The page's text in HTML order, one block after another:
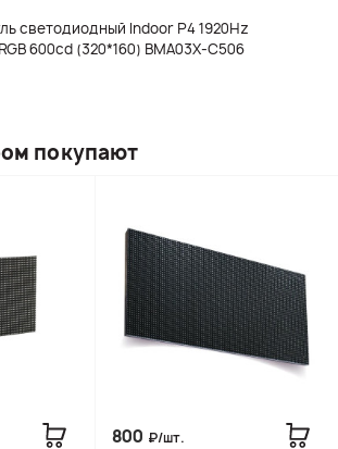
светодиодный Indoor P4 1920Hz
600cd (320*160) BMA03X-C506
покупают
800 ₽/шт.